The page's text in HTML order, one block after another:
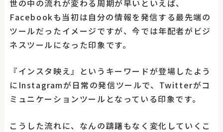
世の中の流れが変わる周期が早いといえば、
Facebookも当初は自分の情報を発信する最先端の
ツールだったイメージですが、今では年配者がビジ
ネスツールになった印象です。
『インスタ映え』というキーワードが登場したよう
にInstagramが日常の発信ツールで、Twitterがコ
ミュニケーションツールとなっている印象です。
こうした流れに、なんの躊躇もなく変化していくこ